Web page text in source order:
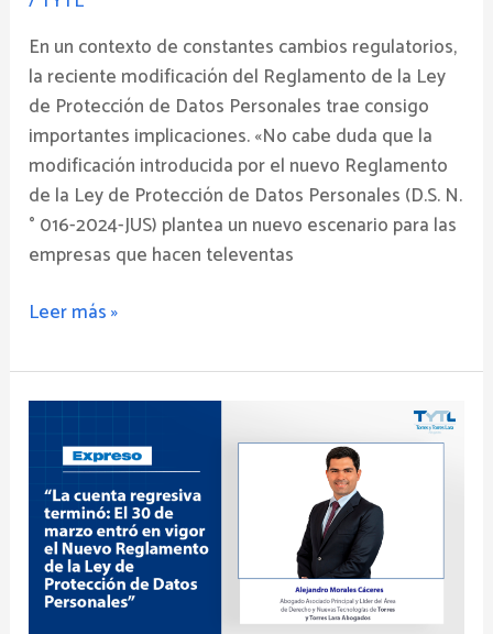
En un contexto de constantes cambios regulatorios,
la reciente modificación del Reglamento de la Ley
de Protección de Datos Personales trae consigo
importantes implicaciones. «No cabe duda que la
modificación introducida por el nuevo Reglamento
de la Ley de Protección de Datos Personales (D.S. N.
° 016-2024-JUS) plantea un nuevo escenario para las
empresas que hacen televentas
Leer más »
cuenta
regresiva
terminó:
30
de